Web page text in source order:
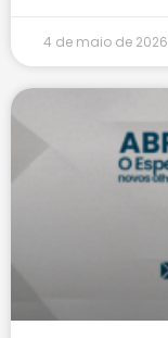
4 de maio de 2026